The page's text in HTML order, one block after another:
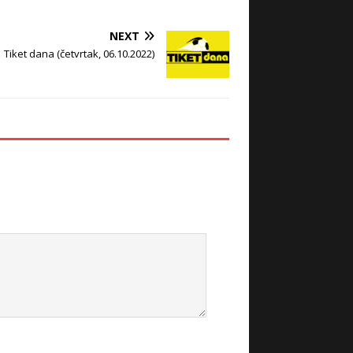
NEXT
Tiket dana (četvrtak, 06.10.2022)